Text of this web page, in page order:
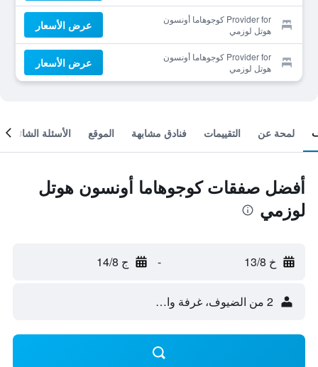
Provider for كوجوهاما أونسون
هوتل لوزمي
عرض الأسعار
Provider for كوجوهاما أونسون
هوتل لوزمي
عرض الأسعار
لمحة عن التقييمات فنادق مشابهة الموقع الأسئلة الشائعة
أفضل صفقات كوجوهاما أونسون هوتل
لوزمي
خ 13/8 - ج 14/8
2 من الضيوف، غرفة واحدة